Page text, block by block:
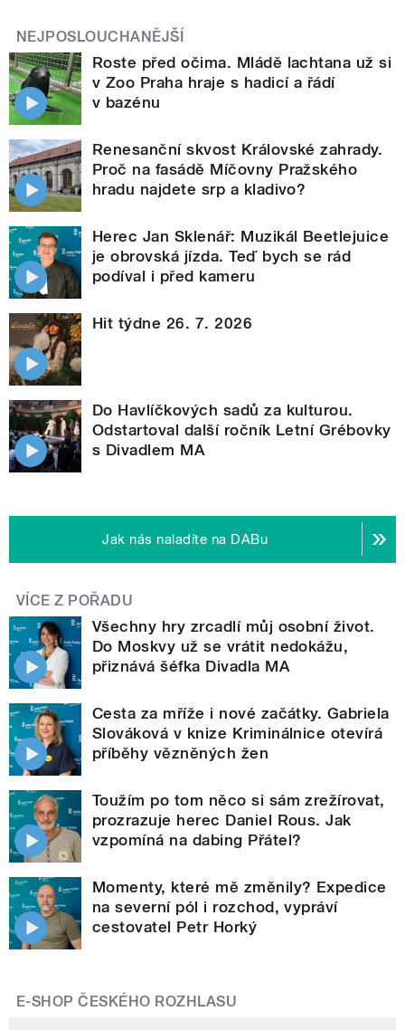
NEJPOSLOUCHANĚJŠÍ
Roste před očima. Mládě lachtana už si
v Zoo Praha hraje s hadicí a řádí
v bazénu
Renesanční skvost Královské zahrady.
Proč na fasádě Míčovny Pražského
hradu najdete srp a kladivo?
Herec Jan Sklenář: Muzikál Beetlejuice
je obrovská jízda. Teď bych se rád
podíval i před kameru
Hit týdne 26. 7. 2026
Do Havlíčkových sadů za kulturou.
Odstartoval další ročník Letní Grébovky
s Divadlem MA
Jak nás naladíte na DABu
VÍCE Z POŘADU
Všechny hry zrcadlí můj osobní život.
Do Moskvy už se vrátit nedokážu,
přiznává šéfka Divadla MA
Cesta za mříže i nové začátky. Gabriela
Slováková v knize Kriminálnice otevírá
příběhy vězněných žen
Toužím po tom něco si sám zrežírovat,
prozrazuje herec Daniel Rous. Jak
vzpomíná na dabing Přátel?
Momenty, které mě změnily? Expedice
na severní pól i rozchod, vypráví
cestovatel Petr Horký
E-SHOP ČESKÉHO ROZHLASU